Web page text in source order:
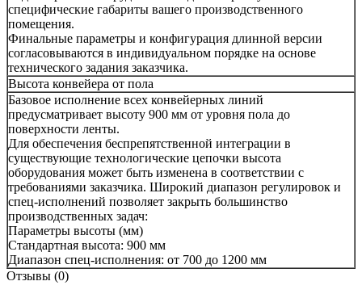
специфические габариты вашего производственного
помещения.
Финальные параметры и конфигурация длинной версии
согласовываются в индивидуальном порядке на основе
технического задания заказчика.
Высота конвейера от пола
Базовое исполнение всех конвейерных линий
предусматривает высоту 900 мм от уровня пола до
поверхности ленты.
Для обеспечения беспрепятственной интеграции в
существующие технологические цепочки высота
оборудования может быть изменена в соответствии с
требованиями заказчика. Широкий диапазон регулировок и
спец-исполнений позволяет закрыть большинство
производственных задач:
Параметры высоты (мм)
Стандартная высота: 900 мм
Диапазон спец-исполнения: от 700 до 1200 мм
Отзывы (0)